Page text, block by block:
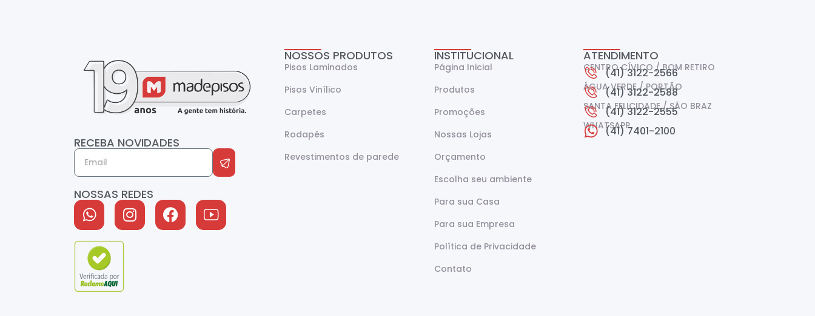
RECEBA NOVIDADES
NOSSAS REDES
NOSSOS PRODUTOS
Pisos Laminados
Pisos Vinílico
Carpetes
Rodapés
Revestimentos de parede
INSTITUCIONAL
Página Inicial
Produtos
Promoções
Nossas Lojas
Orçamento
Escolha seu ambiente
Para sua Casa
Para sua Empresa
Política de Privacidade
Contato
ATENDIMENTO
CENTRO CÍVICO / BOM RETIRO
(41) 3122-2566
ÁGUA VERDE / PORTÃO
(41) 3122-2588
SANTA FELICIDADE / SÃO BRAZ
(41) 3122-2555
WHATSAPP(41) 7401-2100